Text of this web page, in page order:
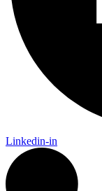
Linkedin-in